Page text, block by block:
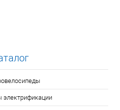
электрификации